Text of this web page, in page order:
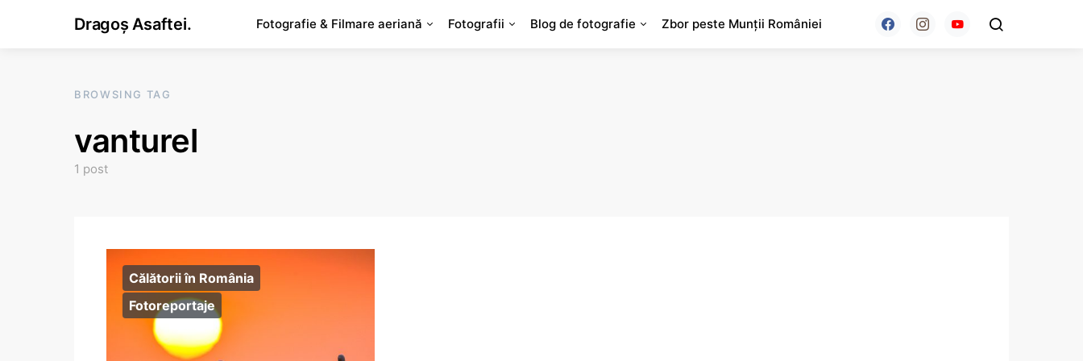
Dragoș Asaftei. Fotografie & Filmare aeriană Fotografii Blog de fotografie Zbor peste Munții României
BROWSING TAG
vanturel
1 post
Călătorii în România
Fotoreportaje